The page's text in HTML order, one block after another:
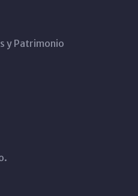
y Patrimonio